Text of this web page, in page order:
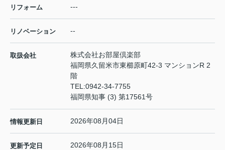
リフォーム ---
リノベーション --
取扱会社
株式会社お部屋倶楽部
福岡県久留米市東櫛原町42-3 マンションR 2
階
TEL:0942-34-7755
福岡県知事 (3) 第17561号
情報更新日 2026年08月04日
更新予定日 2026年08月15日